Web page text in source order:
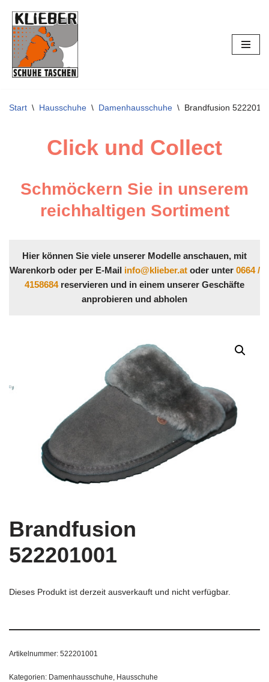
Zum
Inhalt
springen
Start \ Hausschuhe \ Damenhausschuhe \ Brandfusion
Click und Collect
Schmöckern Sie in unserem
reichhaltigen Sortiment
Hier können Sie viele unserer Modelle anschauen, mit
Warenkorb oder per E-Mail info@klieber.atoder unter 0664 /
4158684reservieren und in einem unserer Geschäfte
anprobieren und abholen
Brandfusion
522201001
Dieses Produkt ist derzeit ausverkauft und nicht verfügbar.
Artikelnummer: 522201001
Kategorien: Damenhausschuhe Hausschuhe